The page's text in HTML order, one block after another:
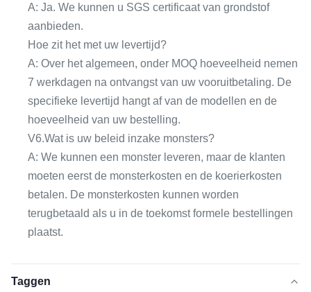
A: Ja. We kunnen u SGS certificaat van grondstof
aanbieden.
Hoe zit het met uw levertijd?
A: Over het algemeen, onder MOQ hoeveelheid nemen
7 werkdagen na ontvangst van uw vooruitbetaling. De
specifieke levertijd hangt af van de modellen en de
hoeveelheid van uw bestelling.
V6.Wat is uw beleid inzake monsters?
A: We kunnen een monster leveren, maar de klanten
moeten eerst de monsterkosten en de koerierkosten
betalen. De monsterkosten kunnen worden
terugbetaald als u in de toekomst formele bestellingen
plaatst.
Taggen